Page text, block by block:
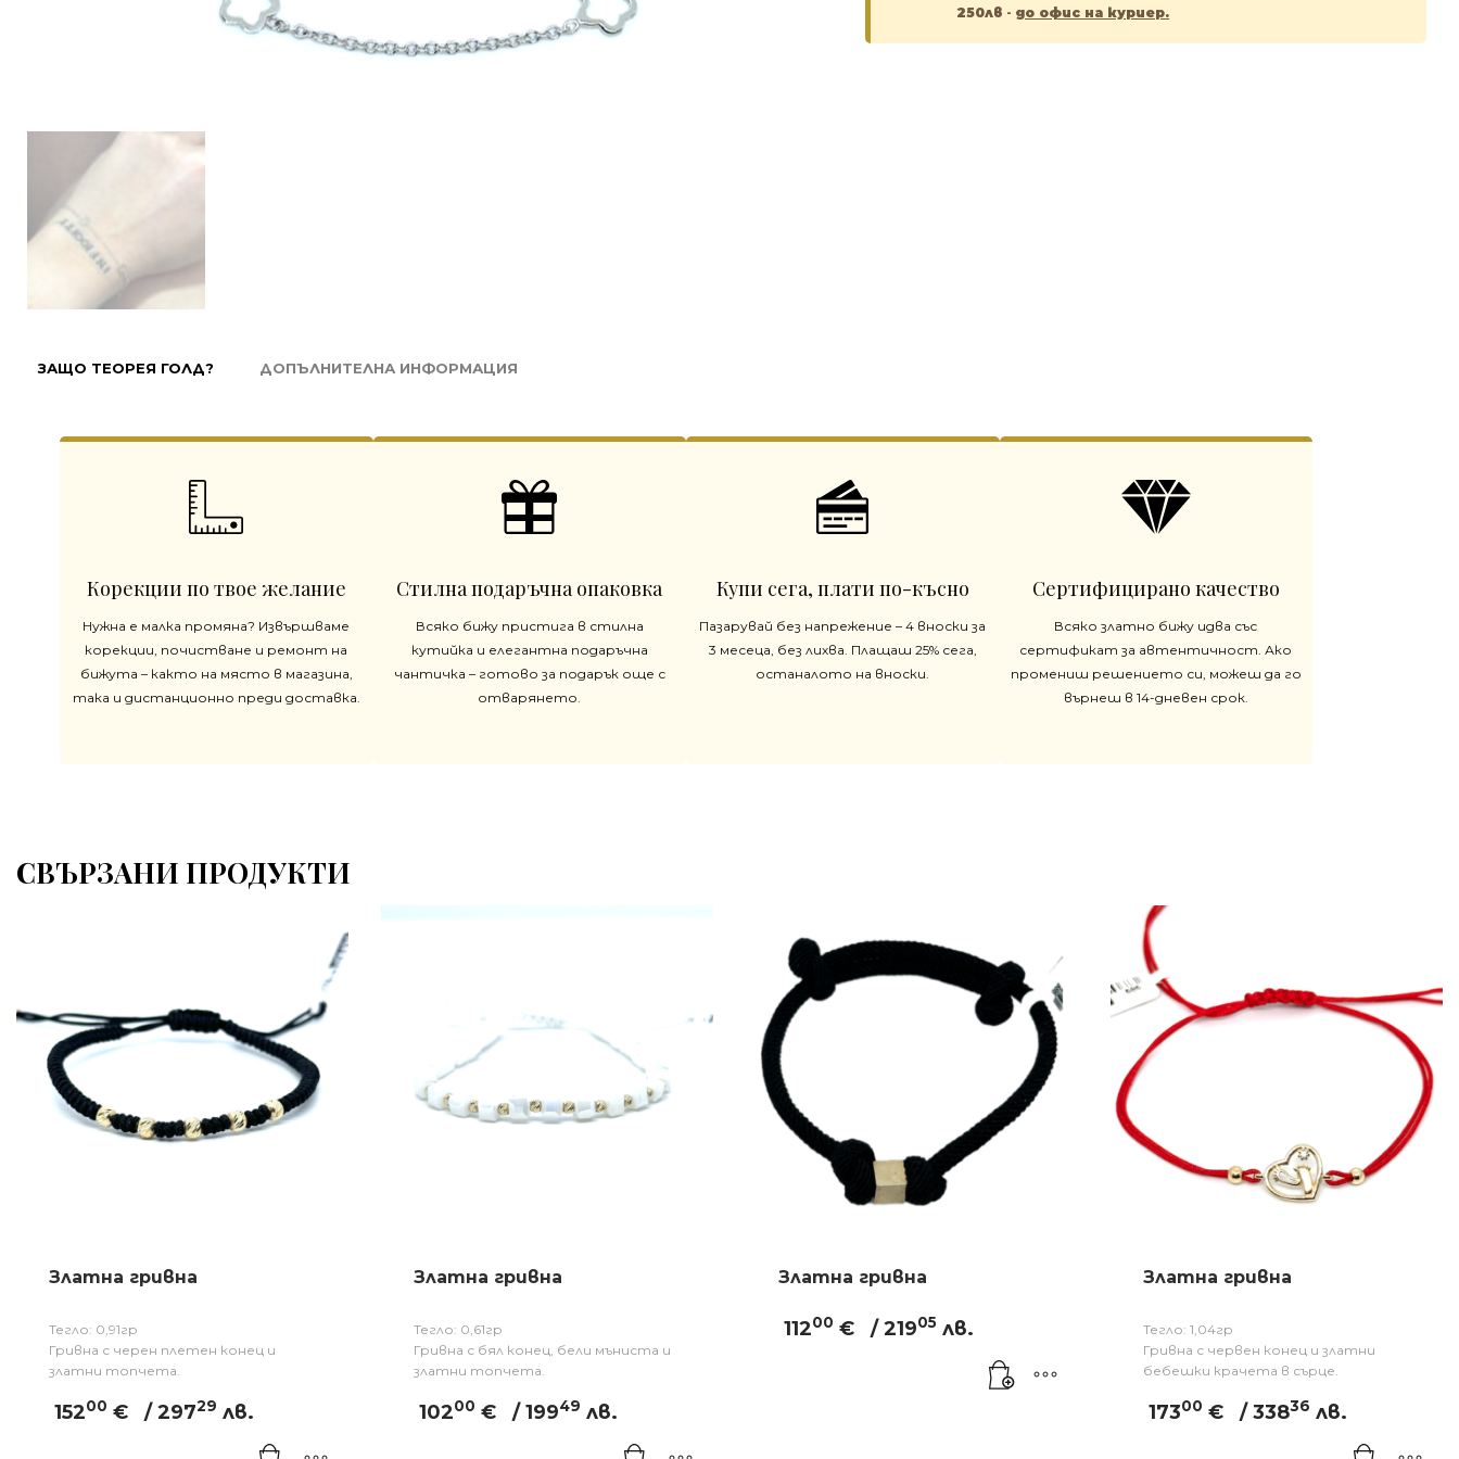
250лв - до офис на куриер.
ЗАЩО ТЕОРЕЯ ГОЛД? ДОПЪЛНИТЕЛНА ИНФОРМАЦИЯ
Корекции по твое желание
Нужна е малка промяна? Извършваме
корекции, почистване и ремонт на
бижута – както на място в магазина,
така и дистанционно преди доставка.
Стилна подаръчна опаковка
Всяко бижу пристига в стилна
кутийка и елегантна подаръчна
чантичка – готово за подарък още с
отварянето.
Купи сега, плати по-късно
Пазарувай без напрежение – 4 вноски за
3 месеца, без лихва. Плащаш 25% сега,
останалото на вноски.
Сертифицирано качество
Всяко златно бижу идва със
сертификат за автентичност. Ако
промениш решението си, можеш да го
върнеш в 14-дневен срок.
СВЪРЗАНИ ПРОДУКТИ
Златна гривна
Тегло: 0,91гр
Гривна с черен плетен конец и
златни топчета.
15200 € / 29729 лв.
Златна гривна
Тегло: 0,61гр
Гривна с бял конец, бели мъниста и
златни топчета.
10200 € / 19949 лв.
Златна гривна
11200 € / 21905 лв.
Златна гривна
Тегло: 1,04гр
Гривна с червен конец и златни
бебешки крачета в сърце.
17300 € / 33836 лв.